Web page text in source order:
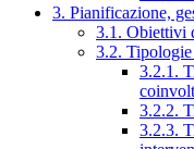
3. Pianificazione,
3.1. Obiettivi
3.2.
3.2.1.
3.2.2.
3.2.3.